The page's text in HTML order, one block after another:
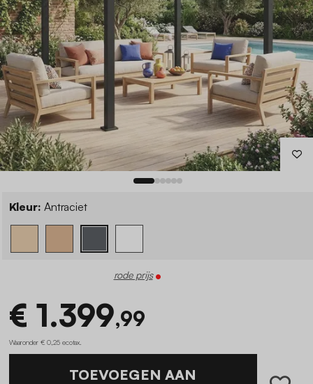
Kleur: Antraciet
rode prijs
€ 1.399,99
Waaronder € 0,25 ecotax
TOEVOEGEN AAN